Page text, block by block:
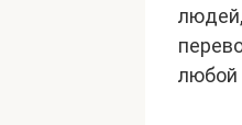
любой